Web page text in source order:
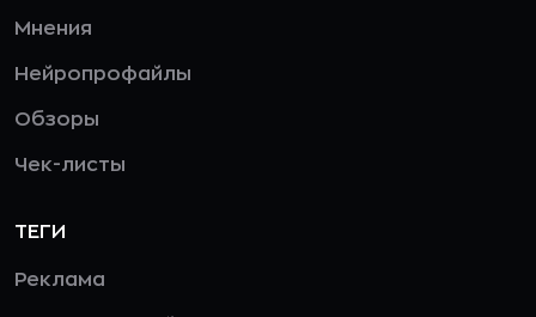
Мнения
Нейропрофайлы
Обзоры
Чек-листы
ТЕГИ
Реклама